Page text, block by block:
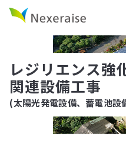
レジリエンス強
関連設備工事
(太陽光発電設備、蓄電池設